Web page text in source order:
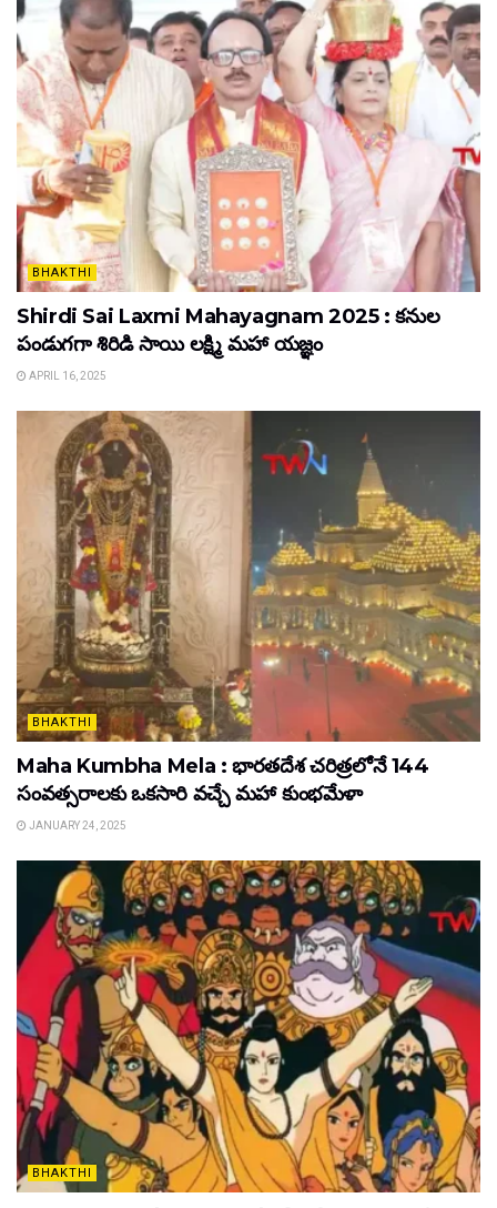
BHAKTHI
Shirdi Sai Laxmi Mahayagnam 2025 : కనుల
పండుగగా శిరిడి సాయి లక్ష్మి మహా యజ్ఞం
APRIL 16, 2025
BHAKTHI
Maha Kumbha Mela : భారతదేశ చరిత్రలోనే 144
సంవత్సరాలకు ఒకసారి వచ్చే మహా కుంభమేళా
JANUARY 24, 2025
BHAKTHI